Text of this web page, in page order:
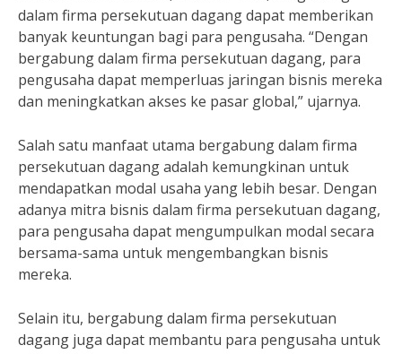
dalam firma persekutuan dagang dapat memberikan
banyak keuntungan bagi para pengusaha. “Dengan
bergabung dalam firma persekutuan dagang, para
pengusaha dapat memperluas jaringan bisnis mereka
dan meningkatkan akses ke pasar global,” ujarnya.
Salah satu manfaat utama bergabung dalam firma
persekutuan dagang adalah kemungkinan untuk
mendapatkan modal usaha yang lebih besar. Dengan
adanya mitra bisnis dalam firma persekutuan dagang,
para pengusaha dapat mengumpulkan modal secara
bersama-sama untuk mengembangkan bisnis
mereka.
Selain itu, bergabung dalam firma persekutuan
dagang juga dapat membantu para pengusaha untuk